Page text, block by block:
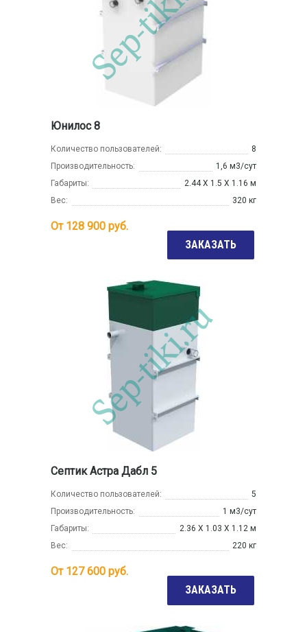
Юнилос 8
Количество пользователей:
8
Производительность:
1,6 м3/сут
Габариты:
2.44 Х 1.5 Х 1.16 м
Вес:
320 кг
От 128 900 руб.
ЗАКАЗАТЬ
Септик Астра Дабл 5
Количество пользователей:
5
Производительность:
1 м3/сут
Габариты:
2.36 Х 1.03 Х 1.12 м
Вес:
220 кг
От 127 600 руб.
ЗАКАЗАТЬ